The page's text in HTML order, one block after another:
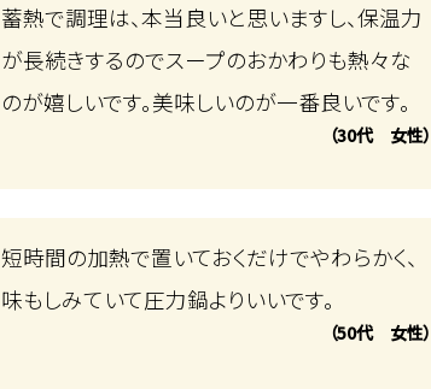
蓄熱で調理は、本当良いと思いますし、保温力
が長続きするのでスープのおかわりも熱々な
のが嬉しいです。美味しいのが一番良いです。
（30代 女性）
短時間の加熱で置いておくだけでやわらかく、
味もしみていて圧力鍋よりいいです。
（50代 女性）